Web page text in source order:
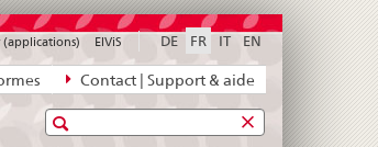
Contact | Support & aide
DE FR IT EN
(applications) ElViS
Recherche